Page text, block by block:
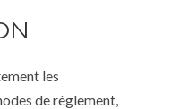
les
de règlement,